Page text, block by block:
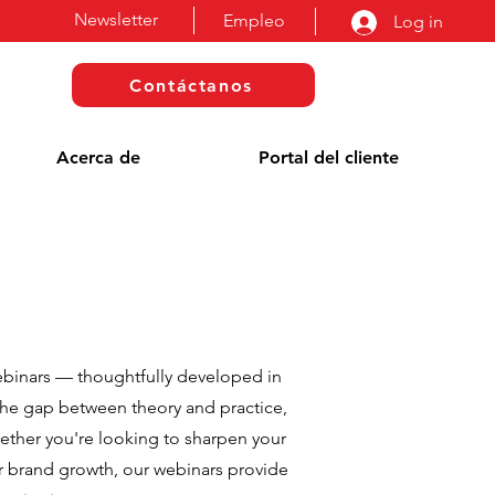
Empleo Log in
Newsletter
Contáctanos
Acerca de Portal del cliente
— thoughtfully developed in
gap between theory and practice,
you're looking to sharpen your
growth, our webinars provide